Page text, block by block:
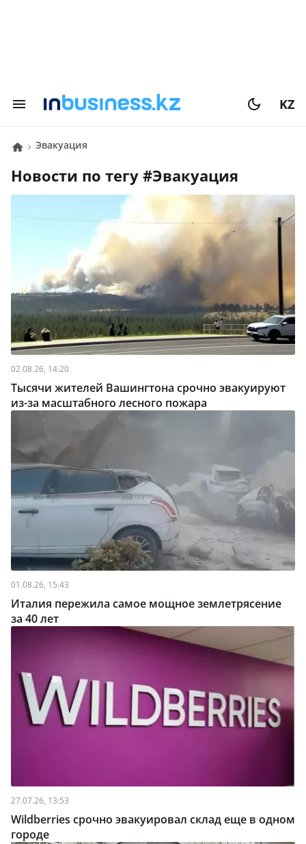
KZ
эвакуация
Новости по тегу # эвакуация
02.08.26, 14:20
Тысячи жителей Вашингтона срочно эвакуируют
из-за масштабного лесного пожара
01.08.26, 15:43
Италия пережила самое мощное землетрясение
за 40 лет
27.07.26, 13:53
Wildberries срочно эвакуировал склад еще в одном
городе